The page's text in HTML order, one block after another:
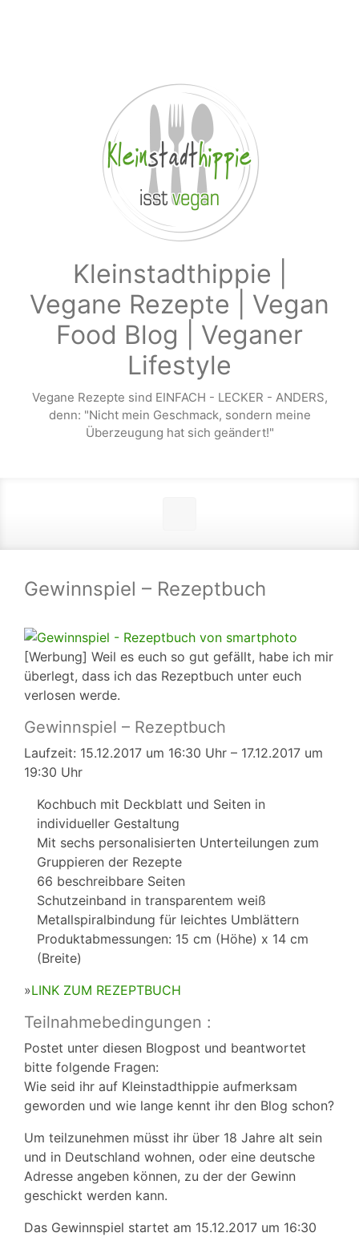
Kleinstadthippie |
Vegane Rezepte | Vegan
Food Blog | Veganer
Lifestyle
Vegane Rezepte sind EINFACH - LECKER - ANDERS,
denn: "Nicht mein Geschmack, sondern meine
Überzeugung hat sich geändert!"
Gewinnspiel – Rezeptbuch
[Werbung] Weil es euch so gut gefällt, habe ich mir
überlegt, dass ich das Rezeptbuch unter euch
verlosen werde.
Gewinnspiel – Rezeptbuch
Laufzeit: 15.12.2017 um 16:30 Uhr – 17.12.2017 um
19:30 Uhr
Kochbuch mit Deckblatt und Seiten in
individueller Gestaltung
Mit sechs personalisierten Unterteilungen zum
Gruppieren der Rezepte
66 beschreibbare Seiten
Schutzeinband in transparentem weiß
Metallspiralbindung für leichtes Umblättern
Produktabmessungen: 15 cm (Höhe) x 14 cm
(Breite)
»LINK ZUM REZEPTBUCH
Teilnahmebedingungen :
Postet unter diesen Blogpost und beantwortet
bitte folgende Fragen:
Wie seid ihr auf Kleinstadthippie aufmerksam
geworden und wie lange kennt ihr den Blog schon?
Um teilzunehmen müsst ihr über 18 Jahre alt sein
und in Deutschland wohnen, oder eine deutsche
Adresse angeben können, zu der der Gewinn
geschickt werden kann.
Das Gewinnspiel startet am 15.12.2017 um 16:30